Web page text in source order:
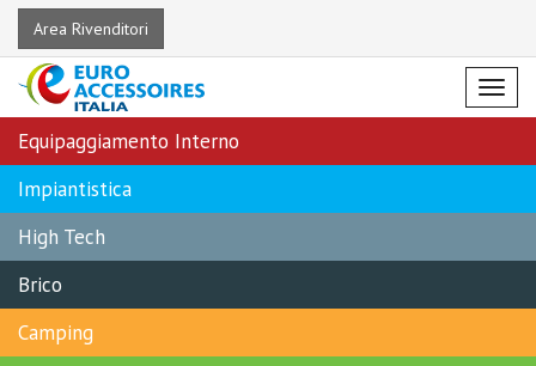
Area Rivenditori
Menu
Equipaggiamento Interno
Impiantistica
High Tech
Brico
Camping